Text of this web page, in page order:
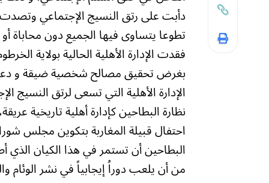
دأبت على رتق النسيج الإجتماعي
تطوعا يتساوى فيها الجميع دون محاباة
فقدت الإدارة الأهلية الحالية بولاية
بغرض تحقيق مصالح شخصية ضيقة و دعم
الإدارة الأهلية التي تسعى لرتق
نظارة البطاحين كإدارة أهلية تاريخية
احتفال قبيلة المغاربة بتكوين مجلس
البطاحين أن تستمر في هذا الكيان الذي
من أن يلعب دوراُ إيجابياً في نشر الوئام